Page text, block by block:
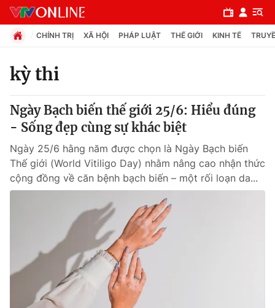
Chuyên mục
Chính trị
Xã hội
Pháp luật
Thế giới
Tin tức
Kinh tế
CHÍNH TRỊ XÃ HỘI PHÁP LUẬT THẾ GIỚI KINH TẾ
kỳ thi
Ngày Bạch biến thế giới 25/6: Hiểu đúng
- Sống đẹp cùng sự khác biệt
Ngày 25/6 hằng năm được chọn là Ngày Bạch biến
Thế giới (World Vitiligo Day) nhằm nâng cao nhận thức
cộng đồng về căn bệnh bạch biến – một rối loạn da...